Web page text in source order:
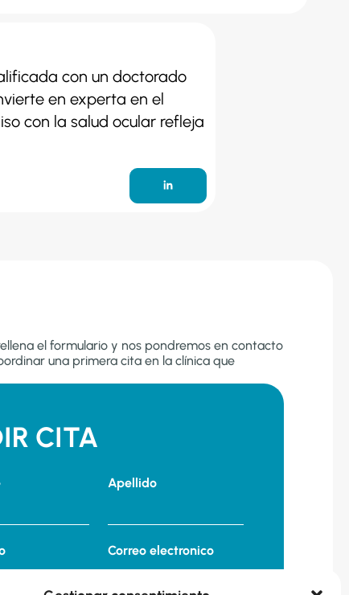
con un doctorado
en experta en el
con la salud ocular refleja
el formulario y nos pondremos en contacto
una primera cita en la clínica que
CITA
Apellido
Correo electronico